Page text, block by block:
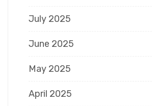
July 2025
June 2025
May 2025
April 2025